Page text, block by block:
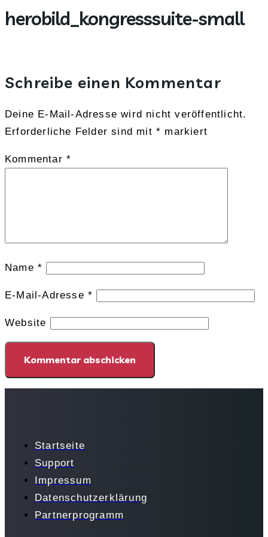
Zum
herobild_kongresssuite-small
Schreibe einen Kommentar
Deine E-Mail-Adresse wird nicht veröffentlicht.
Erforderliche Felder sind mit * markiert
Kommentar *
Name *
E-Mail-Adresse *
Website
Startseite
Support
Impressum
Datenschutzerklärung
Partnerprogramm